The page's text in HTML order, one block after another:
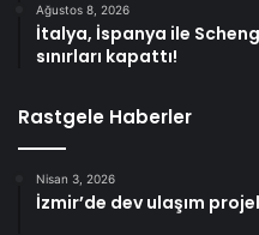
Ağustos 8, 2026
İtalya, İspanya ile
sınırları kapattı!
Rastgele Haberler
Nisan 3, 2026
İzmir’de dev ulaşım